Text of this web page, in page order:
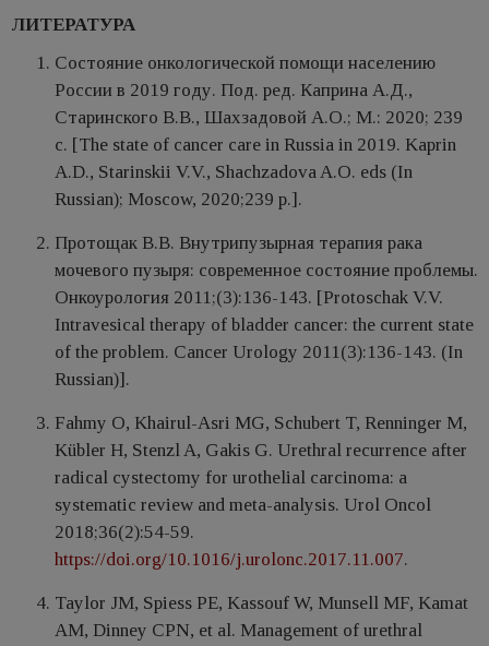
ЛИТЕРАТУРА
Состояние онкологической помощи населению
России в 2019 году. Под. ред. Каприна А.Д.,
Старинского В.В., Шахзадовой А.О.; М.: 2020; 239
с. [The state of cancer care in Russia in 2019. Kaprin
A.D., Starinskii V.V., Shachzadova A.O. eds (In
Russian); Moscow, 2020;239 p.].
Протощак В.В. Внутрипузырная терапия рака
мочевого пузыря: современное состояние проблемы.
Онкоурология 2011;(3):136-143. [Protoschak V.V.
Intravesical therapy of bladder cancer: the current state
of the problem. Cancer Urology 2011(3):136-143. (In
Russian)].
Fahmy O, Khairul-Asri MG, Schubert T, Renninger M,
Kübler H, Stenzl A, Gakis G. Urethral recurrence after
radical cystectomy for urothelial carcinoma: a
systematic review and meta-analysis. Urol Oncol
2018;36(2):54-59.
https://doi.org/10.1016/j.urolonc.2017.11.007.
Taylor JM, Spiess PE, Kassouf W, Munsell MF, Kamat
AM, Dinney CPN, et al. Management of urethral